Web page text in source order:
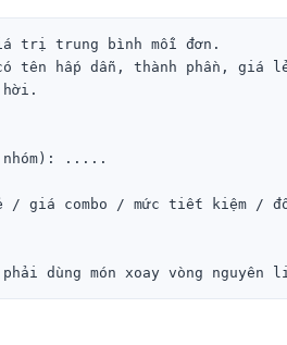
trị trung bình mỗi đơn.
tên hấp dẫn, thành phần, giá
hời.
nhóm): .....
/ giá combo / mức tiết kiệm /
dùng món xoay vòng nguyên